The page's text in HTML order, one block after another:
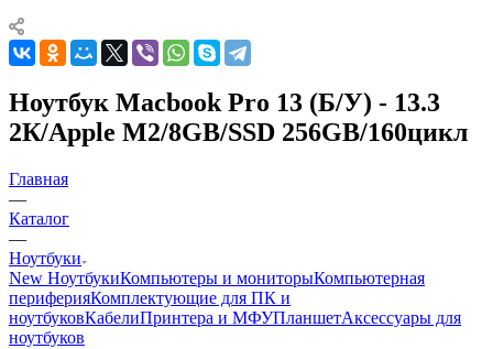
Ноутбук Macbook Pro 13 (Б/У) - 13.3
2К/Apple M2/8GB/SSD 256GB/160цикл
Главная
—
Каталог
—
Ноутбуки
New НоутбукиКомпьютеры и мониторыКомпьютерная
периферияКомплектующие для ПК и
ноутбуковКабелиПринтера и МФУПланшетАксессуары для
ноутбуков